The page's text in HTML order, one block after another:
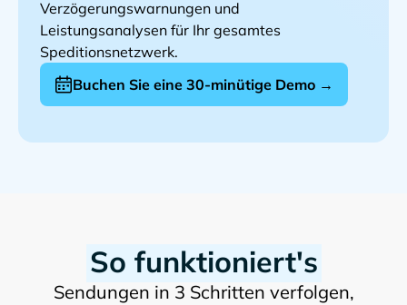
Verzögerungswarnungen und
Leistungsanalysen für Ihr gesamtes
Speditionsnetzwerk.
Buchen Sie eine 30-minütige Demo →
So funktioniert's
Sendungen in 3 Schritten verfolgen,